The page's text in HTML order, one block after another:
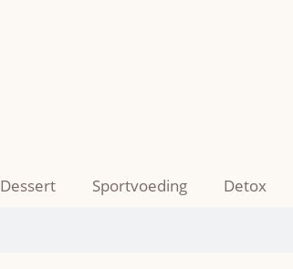
Dessert Sportvoeding Detox